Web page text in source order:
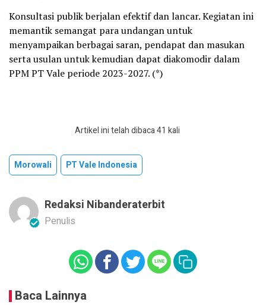
Konsultasi publik berjalan efektif dan lancar. Kegiatan ini
memantik semangat para undangan untuk
menyampaikan berbagai saran, pendapat dan masukan
serta usulan untuk kemudian dapat diakomodir dalam
PPM PT Vale periode 2023-2027. (*)
Artikel ini telah dibaca 41 kali
Morowali PT Vale Indonesia
Redaksi Nibanderaterbit
Penulis
Baca Lainnya